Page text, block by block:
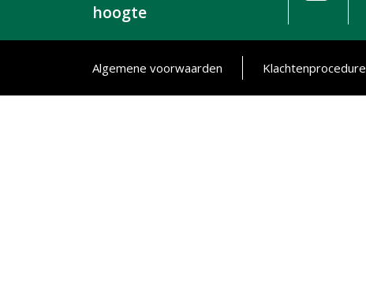
hoogte
Algemene voorwaarden Klachtenprocedure